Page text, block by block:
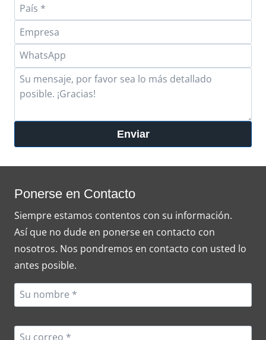
Enviar
Ponerse en Contacto
Siempre estamos contentos con su información.
Así que no dude en ponerse en contacto con
nosotros. Nos pondremos en contacto con usted lo
antes posible.